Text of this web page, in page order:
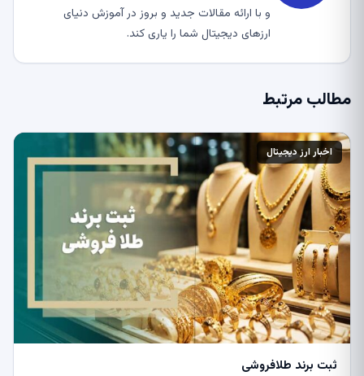
و با ارائه مقالات جدید و بروز در آموزش دنیای
ارزهای دیجیتال شما را یاری کند.
مطالب مرتبط
اخبار ارز دیجیتال
ثبت برند طلافروشی